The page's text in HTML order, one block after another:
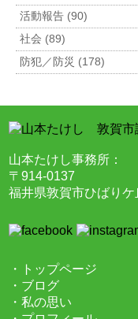
活動報告 (90)
社会 (89)
防犯／防災 (178)
山本たけし事務所：
〒914-0137
福井県敦賀市ひばり
・トップページ
・ブログ
・私の思い